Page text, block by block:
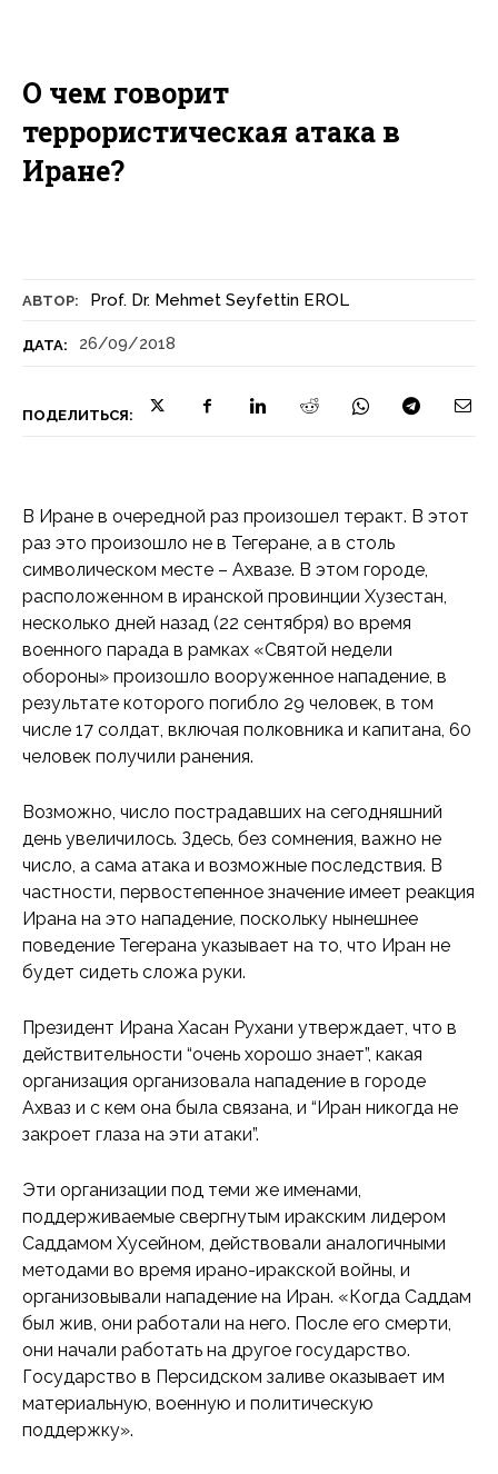
АВТОР: Prof. Dr. Mehmet Seyfettin EROL
ДАТА: 26/09/2018
ПОДЕЛИТЬСЯ:
О чем говорит
террористическая атака в
Иране?
В Иране в очередной раз произошел теракт. В этот
раз это произошло не в Тегеране, а в столь
символическом месте – Ахвазе. В этом городе,
расположенном в иранской провинции Хузестан,
несколько дней назад (22 сентября) во время
военного парада в рамках «Святой недели
обороны» произошло вооруженное нападение, в
результате которого погибло 29 человек, в том
числе 17 солдат, включая полковника и капитана, 60
человек получили ранения.
Возможно, число пострадавших на сегодняшний
день увеличилось. Здесь, без сомнения, важно не
число, а сама атака и возможные последствия. В
частности, первостепенное значение имеет реакция
Ирана на это нападение, поскольку нынешнее
поведение Тегерана указывает на то, что Иран не
будет сидеть сложа руки.
Президент Ирана Хасан Рухани утверждает, что в
действительности “очень хорошо знает”, какая
организация организовала нападение в городе
Ахваз и с кем она была связана, и “Иран никогда не
закроет глаза на эти атаки”.
Эти организации под теми же именами,
поддерживаемые свергнутым иракским лидером
Саддамом Хусейном, действовали аналогичными
методами во время ирано-иракской войны, и
организовывали нападение на Иран. «Когда Саддам
был жив, они работали на него. После его смерти,
они начали работать на другое государство.
Государство в Персидском заливе оказывает им
материальную, военную и политическую
поддержку».